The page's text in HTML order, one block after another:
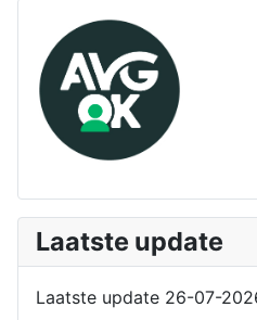
Laatste update
Laatste update 26-07-